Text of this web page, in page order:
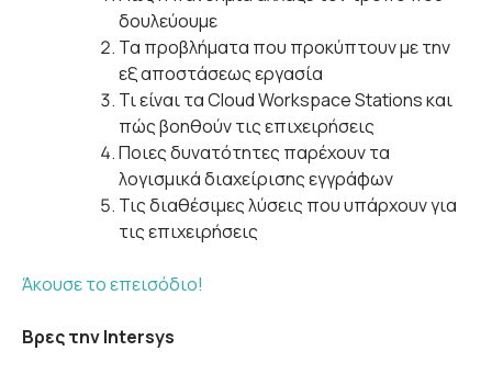
δουλεύουμε
Τα προβλήματα που προκύπτουν με την
εξ αποστάσεως εργασία
Τι είναι τα Cloud Workspace Stations και
πώς βοηθούν τις επιχειρήσεις
Ποιες δυνατότητες παρέχουν τα
λογισμικά διαχείρισης εγγράφων
Τις διαθέσιμες λύσεις που υπάρχουν για
τις επιχειρήσεις
Άκουσε το επεισόδιο!
Βρες την Intersys